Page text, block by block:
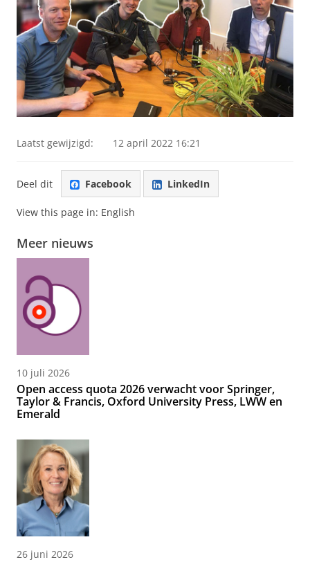
Laatst gewijzigd: 12 april 2022 16:21
Deel dit Facebook LinkedIn
View this page in: English
Meer nieuws
10 juli 2026
Open access quota 2026 verwacht voor Springer,
Taylor & Francis, Oxford University Press, LWW en
Emerald
26 juni 2026